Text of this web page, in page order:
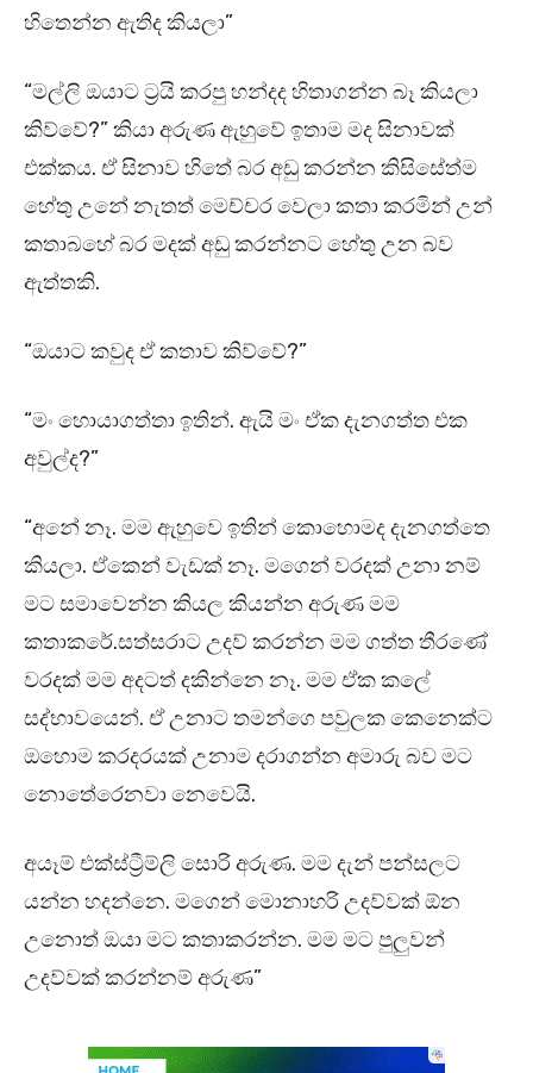
හිතෙන්න ඇතිද කියලා”
“මල්ලි ඔයාට ට්‍රයි කරපු හන්දද හිතාගන්න බෑ කියලා
කිව්වේ?” කියා අරුණ ඇහුවේ ඉතාම මද සිනාවක්
එක්කය. ඒ සිනාව හිතේ බර අඩු කරන්න කිසිසේත්ම
හේතු උනේ නැතත් මෙච්චර වෙලා කතා කරමින් උන්
කතාබහේ බර මදක් අඩු කරන්නට හේතු උන බව
ඇත්තකි.
“ඔයාට කවුද ඒ කතාව කිව්වේ?”
“මං හොයාගත්තා ඉතින්. ඇයි මං ඒක දැනගත්ත එක
අවුල්ද?”
“අනේ නෑ. මම ඇහුවෙ ඉතින් කොහොමද දැනගත්තෙ
කියලා. ඒකෙන් වැඩක් නෑ. මගෙන් වරදක් උනා නම්
මට සමාවෙන්න කියල කියන්න අරුණ මම
කතාකරේ.සත්සරාට උදව් කරන්න මම ගත්ත තීරණේ
වරදක් මම අදටත් දකින්නෙ නෑ. මම ඒක කලේ
සද්භාවයෙන්. ඒ උනාට තමන්ගෙ පවුලක කෙනෙක්ට
ඔහොම කරදරයක් උනාම දරාගන්න අමාරු බව මට
නොතේරෙනවා නෙවෙයි.
අයෑම් එක්ස්ට්‍රීම්ලි සොරි අරුණ. මම දැන් පන්සලට
යන්න හදන්නෙ. මගෙන් මොනාහරි උදව්වක් ඕන
උනොත් ඔයා මට කතාකරන්න. මම මට පුලුවන්
උදව්වක් කරන්නම් අරුණ”